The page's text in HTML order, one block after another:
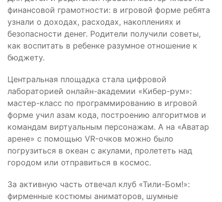
финансовой грамотности: в игровой форме ребята
узнали о доходах, расходах, накоплениях и
безопасности денег. Родители получили советы,
как воспитать в ребенке разумное отношение к
бюджету.
Центральная площадка стала цифровой
лабораторией онлайн-академии «Кибер-рум»:
мастер-класс по программированию в игровой
форме учил азам кода, построению алгоритмов и
командам виртуальным персонажам. А на «Аватар
арене» с помощью VR-очков можно было
погрузиться в океан с акулами, пролететь над
городом или отправиться в космос.
За активную часть отвечал клуб «Тили-Бом!»:
фирменные костюмы аниматоров, шумные